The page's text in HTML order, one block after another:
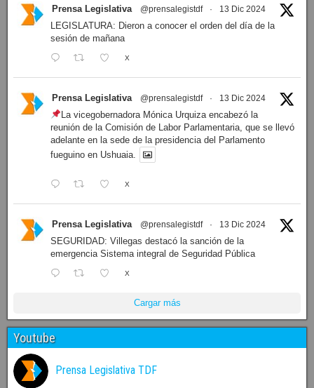
Prensa Legislativa @prensalegistdf · 13 Dic 2024
LEGISLATURA: Dieron a conocer el orden del día de la
sesión de mañana
X
Prensa Legislativa @prensalegistdf · 13 Dic 2024
La vicegobernadora Mónica Urquiza encabezó la
reunión de la Comisión de Labor Parlamentaria, que se llevó
adelante en la sede de la presidencia del Parlamento
fueguino en Ushuaia.
X
Prensa Legislativa @prensalegistdf · 13 Dic 2024
SEGURIDAD: Villegas destacó la sanción de la
emergencia Sistema integral de Seguridad Pública
X
Cargar más
Youtube
Prensa Legislativa TDF